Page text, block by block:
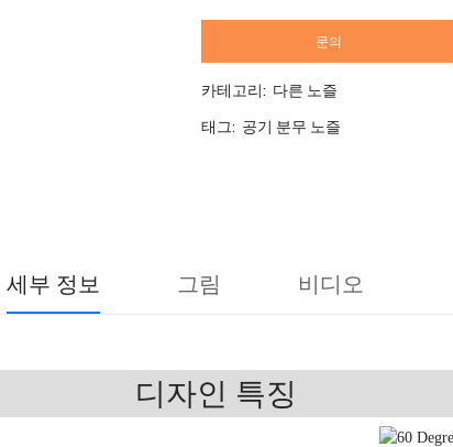
문의
카테고리: 다른 노즐
태그: 공기 분무 노즐
세부 정보 그림 비디오
디자인 특징